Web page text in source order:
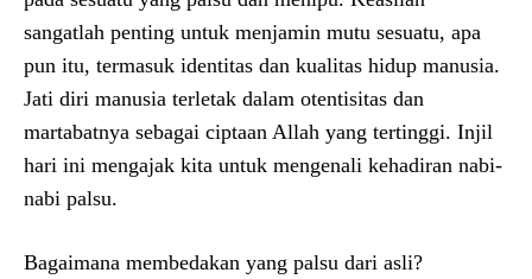
sangatlah penting untuk menjamin mutu sesuatu, apa
pun itu, termasuk identitas dan kualitas hidup manusia.
Jati diri manusia terletak dalam otentisitas dan
martabatnya sebagai ciptaan Allah yang tertinggi. Injil
hari ini mengajak kita untuk mengenali kehadiran nabi-
nabi palsu.
Bagaimana membedakan yang palsu dari asli?